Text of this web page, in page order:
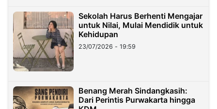
Sekolah Harus Berhenti Mengajar
untuk Nilai, Mulai Mendidik untuk
Kehidupan
23/07/2026 - 19:59
Benang Merah Sindangkasih:
Dari Perintis Purwakarta hingga